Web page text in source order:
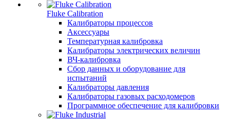
Fluke Calibration
Калибраторы процессов
Аксессуары
Температурная калибровка
Калибраторы электрических величин
ВЧ-калибровка
Сбор данных и оборудование для
испытаний
Калибраторы давления
Калибраторы газовых расходомеров
Программное обеспечение для калибровки